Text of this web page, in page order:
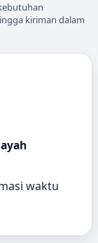
kiriman dalam
waktu